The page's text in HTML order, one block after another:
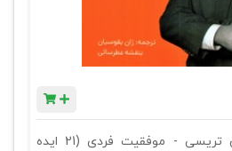
کتابخانه موفقیت برایان تریسی - موفقیت فردی (21 ایده